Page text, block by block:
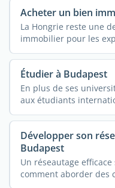
Acheter un bien
La Hongrie reste une
immobilier pour les
Étudier à Budapest
En plus de ses
aux étudiants
Développer son
Budapest
Un réseautage
comment aborder des